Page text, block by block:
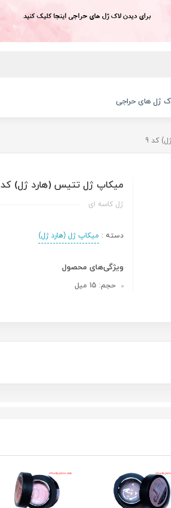
برای دیدن لاک ژل های حراجی اینجا کلیک کنید
ژل های حراجی
کد 9
میکاپ ژل تتیس (هارد ژل) کد 9
ژل کاسه ای
دسته : میکاپ ژل (هارد ژل)
ویژگی‌های محصول
حجم: 15 میل